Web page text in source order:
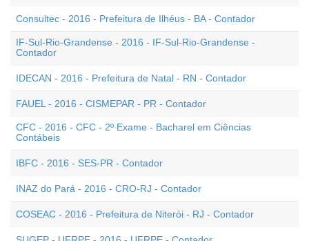
Consultec - 2016 - Prefeitura de Ilhéus - BA - Contador
IF-Sul-Rio-Grandense - 2016 - IF-Sul-Rio-Grandense -
Contador
IDECAN - 2016 - Prefeitura de Natal - RN - Contador
FAUEL - 2016 - CISMEPAR - PR - Contador
CFC - 2016 - CFC - 2º Exame - Bacharel em Ciências
Contábeis
IBFC - 2016 - SES-PR - Contador
INAZ do Pará - 2016 - CRO-RJ - Contador
COSEAC - 2016 - Prefeitura de Niterói - RJ - Contador